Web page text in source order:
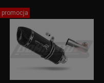
promocja